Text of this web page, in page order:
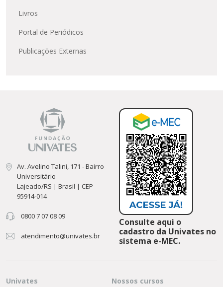
Livros
Portal de Periódicos
Publicações Externas
Av. Avelino Talini, 171 - Bairro
Universitário
Lajeado/RS | Brasil | CEP
95914-014
0800 7 07 08 09
atendimento@univates.br
Consulte aqui o
cadastro da Univates no
sistema e-MEC.
Univates Nossos cursos